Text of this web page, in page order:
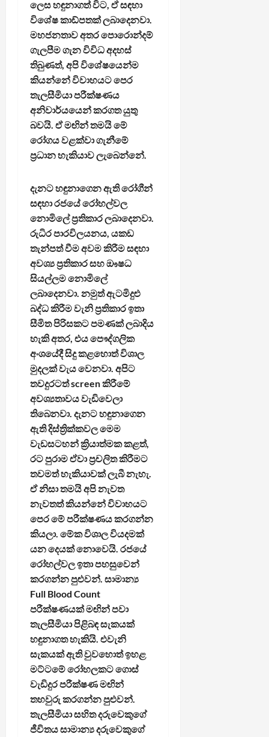
ලෙස හඳුනාගත් විට, ඒ සඳහා
විශේෂ කාඩ්පතක් ලබාදෙනවා.
මහජනතාව අතර පොරොන්දම්
ගැලපීම ගැන විවිධ අදහස්
තිබුණත්, අපි විශේෂයෙන්ම
කියන්නේ විවාහයට පෙර
තැලසීමියා පරීක්ෂණය
අනිවාර්යයෙන් කරගත යුතු
බවයි. ඒ මඟින් තමයි මේ
රෝගය වළක්වා ගැනීමේ
ප්‍රධාන හැකියාව ලැබෙන්නේ.
දැනට හඳුනාගෙන ඇති රෝගීන්
සඳහා රජයේ රෝහල්වල
නොමිලේ ප්‍රතිකාර ලබාදෙනවා.
රුධිර පාරවිලයනය, යකඩ
තැන්පත් වීම අවම කිරීම සඳහා
අවශ්‍ය ප්‍රතිකාර සහ ඖෂධ
සියල්ලම නොමිලේ
ලබාදෙනවා. නමුත් ඇටමිදුළු
බද්ධ කිරීම වැනි ප්‍රතිකාර ඉතා
සීමිත පිරිසකට පමණක් ලබාදිය
හැකි අතර, එය පෞද්ගලික
අංශයේදී සිදු කළහොත් විශාල
මුදලක් වැය වෙනවා. අපිට
තවදුරටත් screen කිරීමේ
අවශ්‍යතාවය වැඩිවෙලා
තිබෙනවා. දැනට හඳුනාගෙන
ඇති දිස්ත්‍රික්කවල මෙම
වැඩසටහන් ක්‍රියාත්මක කළත්,
රට පුරාම ඒවා ප්‍රචලිත කිරීමට
තවමත් හැකියාවක් ලැබී නැහැ.
ඒ නිසා තමයි අපි නැවත
නැවතත් කියන්නේ විවාහයට
පෙර මේ පරීක්ෂණය කරගන්න
කියලා. මේක විශාල වියදමක්
යන දෙයක් නොවෙයි. රජයේ
රෝහල්වල ඉතා පහසුවෙන්
කරගන්න පුළුවන්. සාමාන්‍ය
Full Blood Count
පරීක්ෂණයක් මඟින් පවා
තැලසීමියා පිළිබඳ සැකයක්
හඳුනාගත හැකියි. එවැනි
සැකයක් ඇති වුවහොත් ඉහළ
මට්ටමේ රෝහලකට ගොස්
වැඩිදුර පරීක්ෂණ මඟින්
තහවුරු කරගන්න පුළුවන්.
තැලසීමියා සහිත දරුවෙකුගේ
ජීවිතය සාමාන්‍ය දරුවෙකුගේ